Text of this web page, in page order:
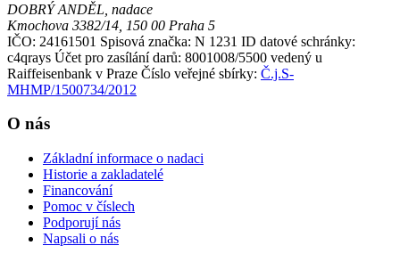
DOBRÝ ANDĚL, nadace
Kmochova 3382/14, 150 00 Praha 5
IČO: 24161501 Spisová značka: N 1231 ID datové schránky:
c4qrays Účet pro zasílání darů: 8001008/5500 vedený u
Raiffeisenbank v Praze Číslo veřejné sbírky: Č.j.S-
MHMP/1500734/2012
O nás
Základní informace o nadaci
Historie a zakladatelé
Financování
Pomoc v číslech
Podporují nás
Napsali o nás